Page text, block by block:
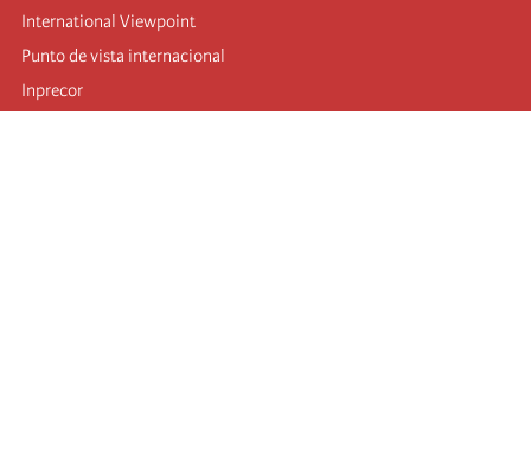
International Viewpoint
Punto de vista internacional
Inprecor